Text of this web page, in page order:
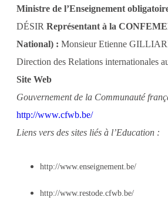
Ministre de l’Enseignement
DÉSIR Représentant à la
National) : Monsieur Etienne
Direction des Relations internationales
Site Web
Gouvernement de la Communauté
http://www.cfwb.be/
Liens vers des sites liés à l’Education :
http://www.enseignement.be/
http://www.restode.cfwb.be/